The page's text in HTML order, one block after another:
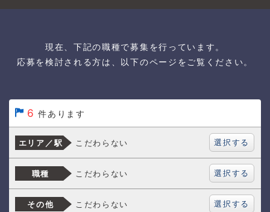
現在、下記の職種で募集を行っています。
応募を検討される方は、以下のページをご覧ください。
6 件あります
エリア／駅 こだわらない 選択する
職種 こだわらない 選択する
その他 こだわらない 選択する